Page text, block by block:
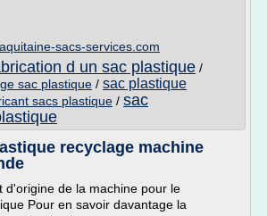
sacs-services.com
d un sac plastique /
sac plastique / sac plastique
sacs plastique / sac
recyclage machine
d'origine de la machine pour le
Pour en savoir davantage la